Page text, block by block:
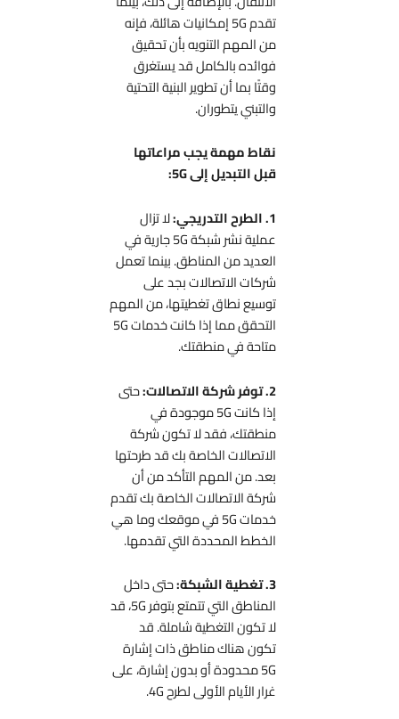
تقدم 5G إمكانيات هائلة، فإنه
من المهم التنويه بأن تحقيق
فوائده بالكامل قد يستغرق
وقتًا بما أن تطوير البنية التحتية
والتبني يتطوران.
نقاط مهمة يجب مراعاتها
قبل التبديل إلى 5G:
لا تزال
عملية نشر شبكة 5G جارية في
العديد من المناطق. بينما تعمل
شركات الاتصالات بجد على
توسيع نطاق تغطيتها، من المهم
التحقق مما إذا كانت خدمات 5G
متاحة في منطقتك.
حتى
إذا كانت 5G موجودة في
منطقتك، فقد لا تكون شركة
الاتصالات الخاصة بك قد طرحتها
بعد. من المهم التأكد من أن
شركة الاتصالات الخاصة بك تقدم
خدمات 5G في موقعك وما هي
الخطط المحددة التي تقدمها.
حتى داخل
المناطق التي تتمتع بتوفر 5G، قد
لا تكون التغطية شاملة. قد
تكون هناك مناطق ذات إشارة
5G محدودة أو بدون إشارة، على
غرار الأيام الأولى لطرح 4G.